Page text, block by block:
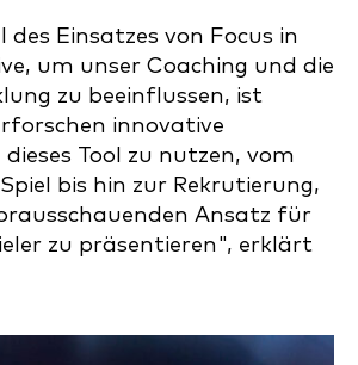
des Einsatzes von Focus in
um unser Coaching und die
zu beeinflussen, ist
innovative
dieses Tool zu nutzen, vom
bis hin zur Rekrutierung,
Ansatz für
zu präsentieren", erklärt